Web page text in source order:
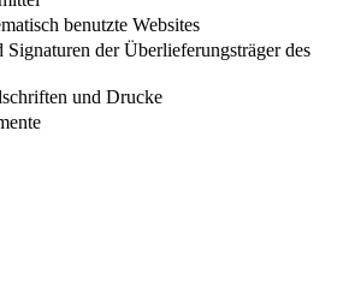
benutzte Websites
Signaturen der Überlieferungsträger des
und Drucke